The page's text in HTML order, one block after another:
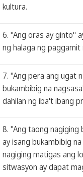
kultura.
6. "Ang oras ay ginto"
ng halaga ng
7. "Ang pera ang ugat
bukambibig na
dahilan ng iba't ibang
8. "Ang taong nagiging
ay isang bukambibig
nagiging matigas ang
sitwasyon ay dapat